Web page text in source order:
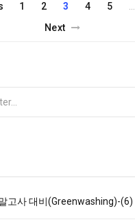
1 2 3 4 5 …
Next
고사 대비(Greenwashing)-(6)